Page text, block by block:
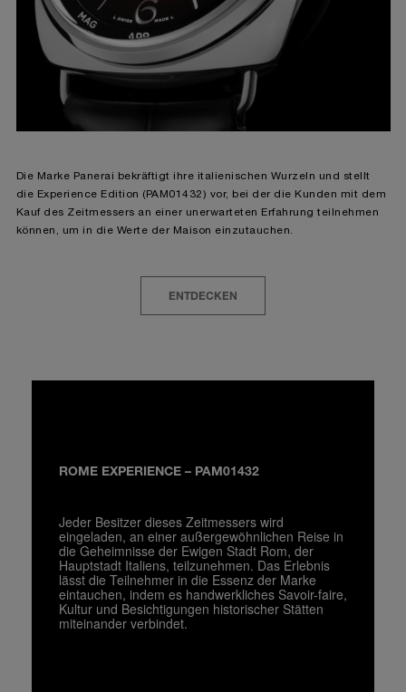
Die Marke Panerai bekräftigt ihre italienischen Wurzeln und stellt
die Experience Edition (PAM01432) vor, bei der die Kunden mit dem
Kauf des Zeitmessers an einer unerwarteten Erfahrung teilnehmen
können, um in die Werte der Maison einzutauchen.
ENTDECKEN
ROME EXPERIENCE – PAM01432
Jeder Besitzer dieses Zeitmessers wird
eingeladen, an einer außergewöhnlichen Reise in
die Geheimnisse der Ewigen Stadt Rom, der
Hauptstadt Italiens, teilzunehmen. Das Erlebnis
lässt die Teilnehmer in die Essenz der Marke
eintauchen, indem es handwerkliches Savoir-faire,
Kultur und Besichtigungen historischer Stätten
miteinander verbindet.